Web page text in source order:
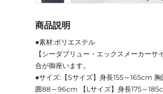
商品説明
●素材:ポリエステル
【シーダブリュー・エックスメーカー
合が御座います。
●サイズ:【Sサイズ】身長155～165cm
囲88～96cm 【Lサイズ】身長175～